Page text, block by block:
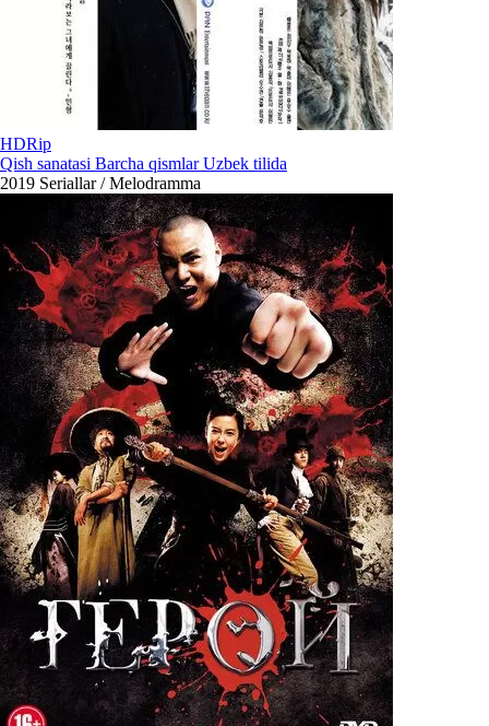
HDRip
Qish sanatasi Barcha qismlar Uzbek tilida
2019 Seriallar / Melodramma